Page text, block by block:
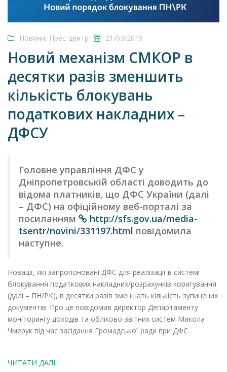
Новини, Прес-центр 21/03/2019
Новий механізм СМКОР в
десятки разів зменшить
кількість блокувань
податкових накладних –
ДФСУ
Головне управління ДФС у
Дніпропетровській області доводить до
відома платників, що ДФС України (далі
– ДФС) на офіційному веб-порталі за
посиланням
http://sfs.gov.ua/media-
tsentr/novini/331197.html повідомила
наступне.
Новації, які запропоновані ДФС для реалізації в системі
блокування податкових накладних/розрахунків коригування
(далі – ПН/РК), в десятки разів зменшать кількість зупинених
документів. Про це повідомив директор Департаменту
моніторингу доходів та обліково-звітних систем Микола
Чмерук під час засідання Громадської ради при ДФС.
ЧИТАТИ ДАЛІ